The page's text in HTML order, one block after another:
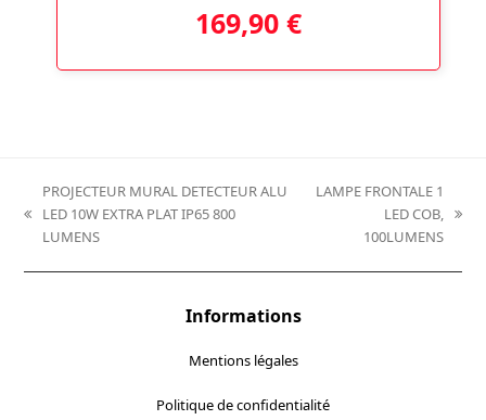
169,90 €
previous
post:
PROJECTEUR MURAL DETECTEUR ALU
LED 10W EXTRA PLAT IP65 800
LUMENS
LAMPE FRONTALE 1
LED COB,
100LUMENS
Informations
Mentions légales
Politique de confidentialité